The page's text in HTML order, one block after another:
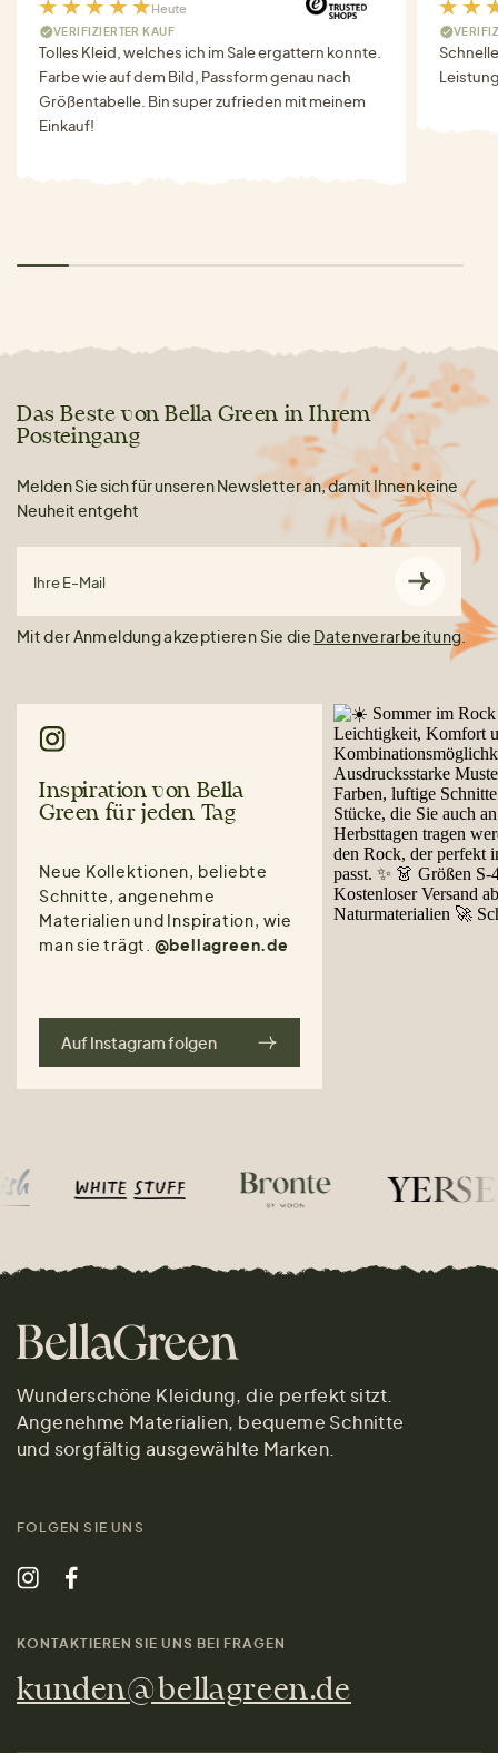
Heute
VERIFIZIERTER KAUF
Tolles Kleid, welches ich im Sale ergattern konnte.
Farbe wie auf dem Bild, Passform genau nach
Größentabelle. Bin super zufrieden mit meinem
Einkauf!
Das Beste von Bella Green in Ihrem
Posteingang
Melden Sie sich für unseren Newsletter an, damit Ihnen keine
Neuheit entgeht
Ihre E-Mail
Mit der Anmeldung akzeptieren Sie die Datenverarbeitung.
Inspiration von Bella
Green für jeden Tag
Neue Kollektionen, beliebte
Schnitte, angenehme
Materialien und Inspiration, wie
man sie trägt. @bellagreen.de
Auf Instagram folgen
Wunderschöne Kleidung, die perfekt sitzt.
Angenehme Materialien, bequeme Schnitte
und sorgfältig ausgewählte Marken.
FOLGEN SIE UNS
KONTAKTIEREN SIE UNS BEI FRAGEN
kunden@bellagreen.de